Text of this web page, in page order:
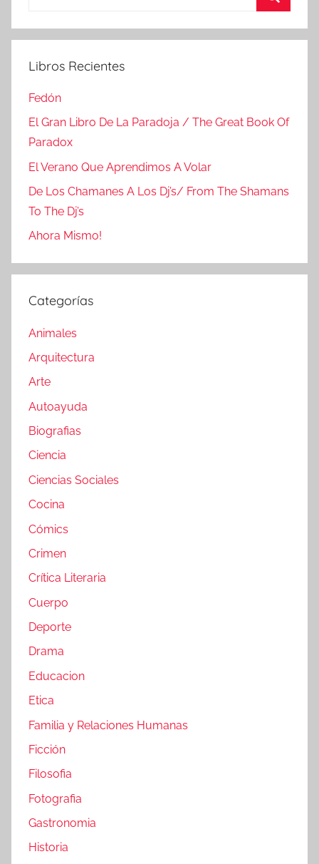
Libros Recientes
Fedón
El Gran Libro De La Paradoja / The Great Book Of
Paradox
El Verano Que Aprendimos A Volar
De Los Chamanes A Los Dj’s/ From The Shamans
To The Dj’s
Ahora Mismo!
Categorías
Animales
Arquitectura
Arte
Autoayuda
Biografias
Ciencia
Ciencias Sociales
Cocina
Cómics
Crimen
Crítica Literaria
Cuerpo
Deporte
Drama
Educacion
Etica
Familia y Relaciones Humanas
Ficción
Filosofia
Fotografia
Gastronomia
Historia